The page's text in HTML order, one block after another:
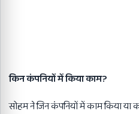
किन कंपनियों में किया काम?
सोहम ने जिन कंपनियों में काम किया या